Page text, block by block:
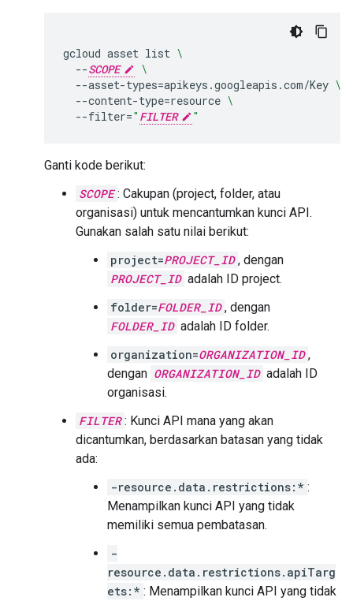
gcloud asset list \
--SCOPE
\
--asset-types=apikeys.googleapis.com/Key \
--content-type=resource \
--filter=" FILTER "
Ganti kode berikut:
SCOPE : Cakupan (project, folder, atau
organisasi) untuk mencantumkan kunci API.
Gunakan salah satu nilai berikut:
project=PROJECT_ID , dengan
PROJECT_ID adalah ID project.
folder=FOLDER_ID , dengan
FOLDER_ID adalah ID folder.
organization=ORGANIZATION_ID ,
dengan ORGANIZATION_ID adalah ID
organisasi.
FILTER : Kunci API mana yang akan
dicantumkan, berdasarkan batasan yang tidak
ada:
-resource.data.restrictions:* :
Menampilkan kunci API yang tidak
memiliki semua pembatasan.
-
resource.data.restrictions.apiTarg
ets:* : Menampilkan kunci API yang tidak